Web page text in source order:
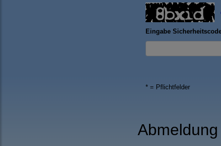
Eingabe
* = Pflichtfelder